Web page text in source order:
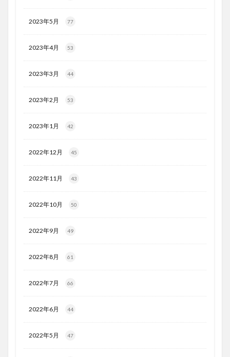
2023年5月 77
2023年4月 53
2023年3月 44
2023年2月 53
2023年1月 42
2022年12月 45
2022年11月 43
2022年10月 50
2022年9月 49
2022年8月 61
2022年7月 66
2022年6月 44
2022年5月 47